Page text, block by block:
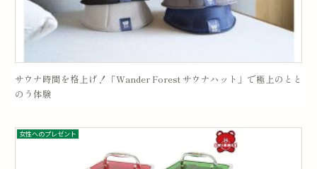
サウナ時間を格上げ！「Wander Forest サウナハット」で極上のとと
のう体験
女性へのプレゼント